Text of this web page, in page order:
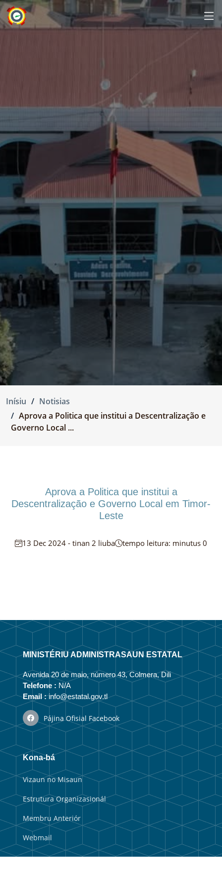
Inísiu
Notisias
Aprova a Politica que institui a Descentralização e
Governo Local ...
Aprova a Politica que institui a
Descentralização e Governo Local em Timor-
Leste
13 Dec 2024 - tinan 2 liuba tempo leitura: minutus 0
MINISTÉRIU ADMINISTRASAUN ESTATAL
Avenida 20 de maio, número 43, Colmera, Dili
Telefone : N/A
Email :info@estatal.gov.tl
Pájina Ofisial Facebook
Kona-bá
Vizaun no Misaun
Estrutura Organizasionál
Membru Anteriór
Webmail